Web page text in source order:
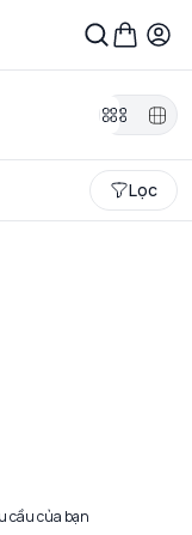
Lọc
cầu của bạn